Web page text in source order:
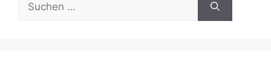
nach: